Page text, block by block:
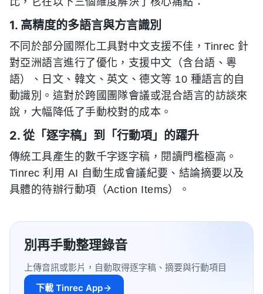
1. 高精度的多語言與方言識別
不同於部分國際化工具對中文支援不佳，Tinrec 針
對亞洲語言進行了優化，支援中文（含台語、粵
語）、日文、韓文、英文、德文等 10 種語言的自
動識別。這對於跨國團隊會議或混合語言的訪談來
說，大幅降低了手動校對的成本。
2. 從「逐字稿」到「行動項」的躍升
傳統工具產生的數千字逐字稿，閱讀門檻極高。
Tinrec 利用 AI 自動生成會議紀要、結論摘要以及
具體的待辦行動項（Action Items）。
別再手動整理錄音
上傳音訊或影片，自動取得逐字稿、摘要與行動項目
下載 Tinrec App